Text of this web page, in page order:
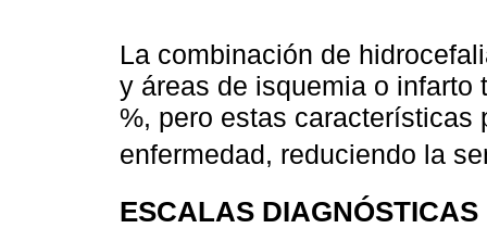
La combinación de
y áreas de isquemia o
%, pero estas características
enfermedad, reduciendo la
ESCALAS DIAGNÓSTICAS